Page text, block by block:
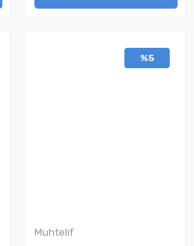
%5
Muhtelif